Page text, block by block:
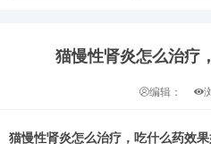
猫慢性肾炎怎么治疗
编辑：
猫慢性肾炎怎么治疗，吃什么药效果